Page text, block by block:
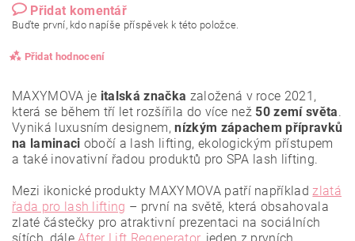
Přidat komentář
Buďte první, kdo napíše příspěvek k této položce.
Přidat hodnocení
MAXYMOVA je italská značka založená v roce 2021,
která se během tří let rozšířila do více než 50 zemí světa.
Vyniká luxusním designem,nízkým zápachem přípravků
na laminaci obočí a lash lifting, ekologickým přístupem
a také inovativní řadou produktů pro SPA lash lifting.
Mezi ikonické produkty MAXYMOVA patří například zlatá
řada pro lash lifting – první na světě, která obsahovala
zlaté částečky pro atraktivní prezentaci na sociálních
sítích, dáleAfter Lift Regenerator, jeden z prvních